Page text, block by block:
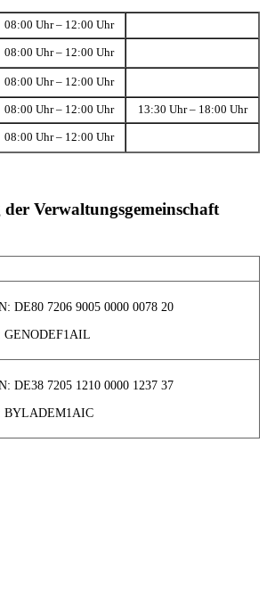
08:00 Uhr – 12:00 Uhr
08:00 Uhr – 12:00 Uhr
08:00 Uhr – 12:00 Uhr
08:00 Uhr – 12:00 Uhr 13:30 Uhr – 18:00 Uhr
08:00 Uhr – 12:00 Uhr
Verwaltungsgemeinschaft
DE80 7206 9005 0000 0078 20
GENODEF1AIL
DE38 7205 1210 0000 1237 37
BYLADEM1AIC